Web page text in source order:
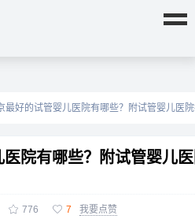
最好的试管婴儿医院有哪些？附试管婴儿医
院有哪些？附试管婴儿
 776  7 我要点赞